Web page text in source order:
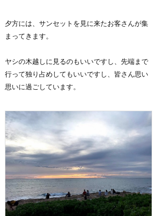
夕方には、サンセットを見に来たお客さんが集
まってきます。
ヤシの木越しに見るのもいいですし、先端まで
行って独り占めしてもいいですし、皆さん思い
思いに過ごしています。